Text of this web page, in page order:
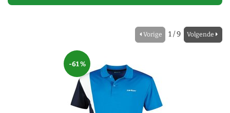
Vorige 1 / 9 Volgende
-61 %